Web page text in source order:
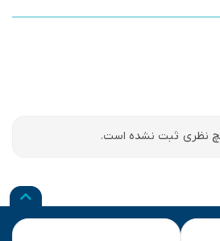
نظری ثبت نشده است.